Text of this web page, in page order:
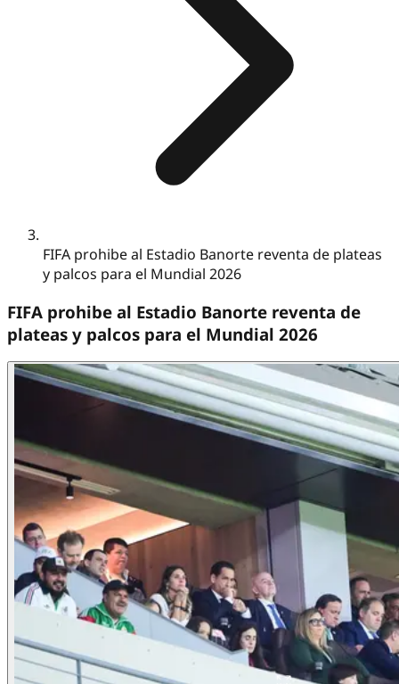
FIFA prohibe al Estadio Banorte reventa de plateas
y palcos para el Mundial 2026
FIFA prohibe al Estadio Banorte reventa de
plateas y palcos para el Mundial 2026